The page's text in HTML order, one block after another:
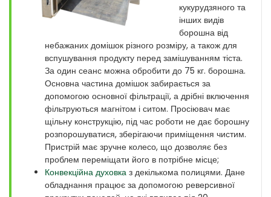
кукурудзяного та
інших видів
борошна від
небажаних домішок різного розміру, а також для
вспушування продукту перед замішуванням тіста.
За один сеанс можна обробити до 75 кг. борошна.
Основна частина домішок забирається за
допомогою основної фільтрації, а дрібні включення
фільтруються магнітом і ситом. Просіювач має
щільну конструкцію, під час роботи не дає борошну
розпорошуватися, зберігаючи приміщення чистим.
Пристрій має зручне колесо, що дозволяє без
проблем переміщати його в потрібне місце;
Конвекційна духовка з декількома полицями. Дане
обладнання працює за допомогою реверсивної